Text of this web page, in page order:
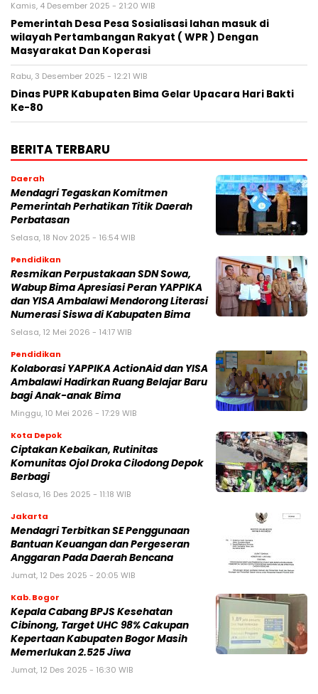
Kamis, 4 Desember 2025 - 21:20 WIB
Pemerintah Desa Pesa Sosialisasi lahan masuk di
wilayah Pertambangan Rakyat ( WPR ) Dengan
Masyarakat Dan Koperasi
Rabu, 3 Desember 2025 - 12:21 WIB
Dinas PUPR Kabupaten Bima Gelar Upacara Hari Bakti
Ke-80
BERITA TERBARU
Daerah
Mendagri Tegaskan Komitmen
Pemerintah Perhatikan Titik Daerah
Perbatasan
Selasa, 18 Nov 2025 - 16:54 WIB
Pendidikan
Resmikan Perpustakaan SDN Sowa,
Wabup Bima Apresiasi Peran YAPPIKA
dan YISA Ambalawi Mendorong Literasi
Numerasi Siswa di Kabupaten Bima
Selasa, 12 Mei 2026 - 14:17 WIB
Pendidikan
Kolaborasi YAPPIKA ActionAid dan YISA
Ambalawi Hadirkan Ruang Belajar Baru
bagi Anak-anak Bima
Minggu, 10 Mei 2026 - 17:29 WIB
Kota Depok
Ciptakan Kebaikan, Rutinitas
Komunitas Ojol Droka Cilodong Depok
Berbagi
Selasa, 16 Des 2025 - 11:18 WIB
Jakarta
Mendagri Terbitkan SE Penggunaan
Bantuan Keuangan dan Pergeseran
Anggaran Pada Daerah Bencana
Jumat, 12 Des 2025 - 20:05 WIB
Kab. Bogor
Kepala Cabang BPJS Kesehatan
Cibinong, Target UHC 98% Cakupan
Kepertaan Kabupaten Bogor Masih
Memerlukan 2.525 Jiwa
Jumat, 12 Des 2025 - 16:30 WIB